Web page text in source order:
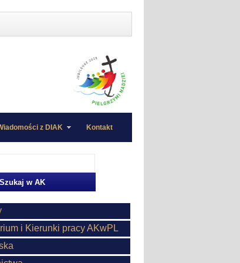
z DIAK Kontakt
i Kierunki pracy AKwPL